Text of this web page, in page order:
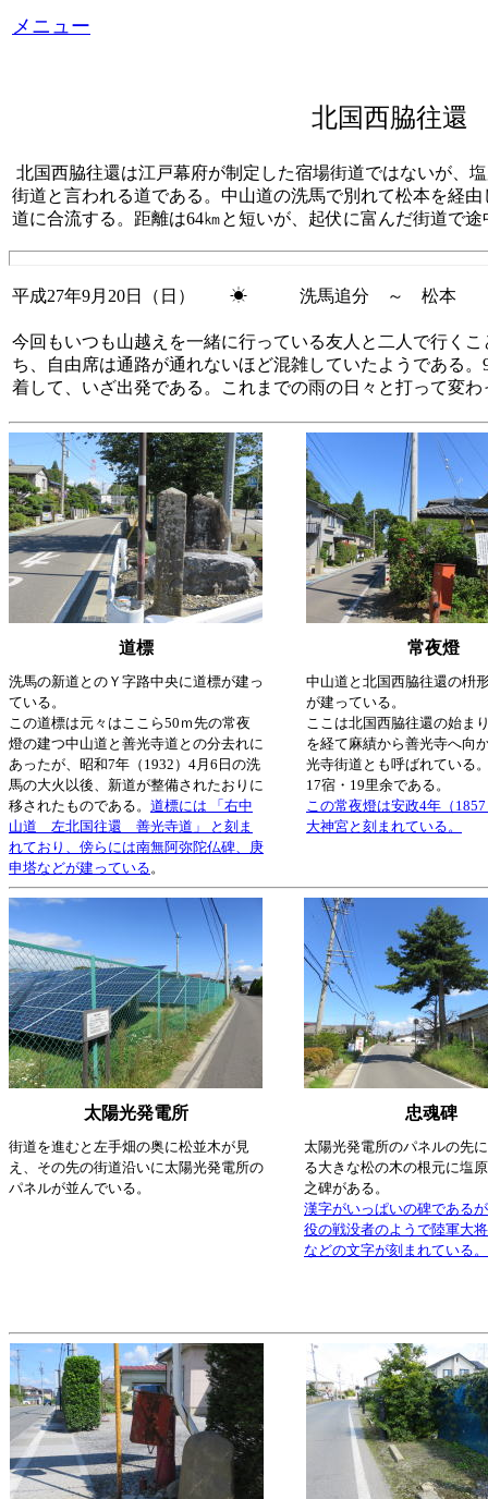
メニュー
北国西脇往
北国西脇往還は江戸幕府が制定した宿場街道ではないが、
街道と言われる道である。 中山道の洗馬で別れて松本を経
道に合流する。距離は64㎞と短いが、起伏に富んだ街道で
平成27年9月20日（日） ☀ 洗馬追分 ～ 松本
今回もいつも山越えを一緒に行っている友人と二人で行く
ち、自由席は通路が通れないほど混雑していたようである
着して、いざ出発である。これまでの雨の日々と打って変
道標 常夜燈
洗馬の新道とのＹ字路中央に道標が建っ
ている。
この道標は元々はここら50ｍ先の常夜
燈の建つ中山道と善光寺道との分去れに
あったが、昭和7年（1932）4月6日の洗
馬の大火以後、新道が整備されたおりに
移されたものである。 道標には 「右中
山道 左北国往還 善光寺道」 と刻ま
れており、傍らには南無阿弥陀仏碑、庚
申塔などが建っている。
中山道と北国西脇往還の枡
が建っている。
ここは北国西脇往還の始ま
を経て麻績から善光寺へ向
光寺街道とも呼ばれている
17宿・19里余である。
この常夜燈は安政4年（
大神宮と刻まれている。
太陽光発電所 忠魂碑
街道を進むと左手畑の奥に松並木が見
え、その先の街道沿いに太陽光発電所の
パネルが並んでいる。
太陽光発電所のパネルの先
る大きな松の木の根元に塩
之碑がある。
漢字がいっぱいの碑である
役の戦没者のようで陸軍大
などの文字が刻まれている。